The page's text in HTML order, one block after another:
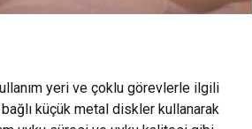
yeri ve çoklu görevlerle ilgili
küçük metal diskler kullanarak